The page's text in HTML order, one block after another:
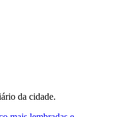
da cidade.